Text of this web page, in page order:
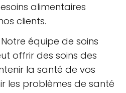
alimentaires
clients.
équipe de soins
offrir des soins des
la santé de vos
les problèmes de santé